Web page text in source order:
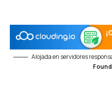
Alojada en servidores